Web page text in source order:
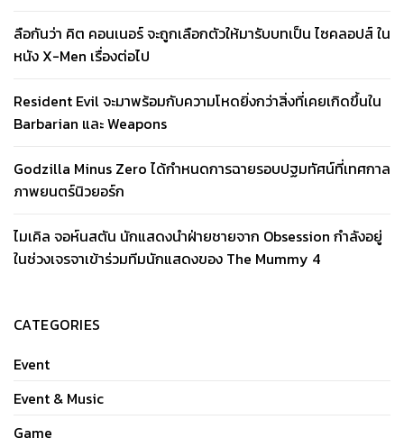
ลือกันว่า คิต คอนเนอร์ จะถูกเลือกตัวให้มารับบทเป็น ไซคลอปส์ ใน
หนัง X-Men เรื่องต่อไป
Resident Evil จะมาพร้อมกับความโหดยิ่งกว่าสิ่งที่เคยเกิดขึ้นใน
Barbarian และ Weapons
Godzilla Minus Zero ได้กำหนดการฉายรอบปฐมทัศน์ที่เทศกาล
ภาพยนตร์นิวยอร์ก
ไมเคิล จอห์นสตัน นักแสดงนำฝ่ายชายจาก Obsession กำลังอยู่
ในช่วงเจรจาเข้าร่วมทีมนักแสดงของ The Mummy 4
CATEGORIES
Event
Event & Music
Game